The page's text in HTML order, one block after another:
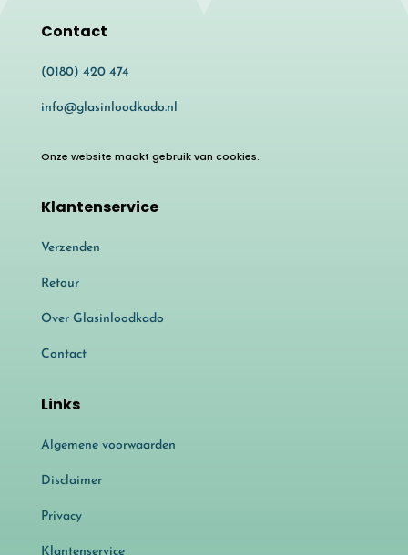
Contact
(0180) 420 474
info@glasinloodkado.nl
Onze website maakt gebruik van cookies.
Klantenservice
Verzenden
Retour
Over Glasinloodkado
Contact
Links
Algemene voorwaarden
Disclaimer
Privacy
Klantenservice